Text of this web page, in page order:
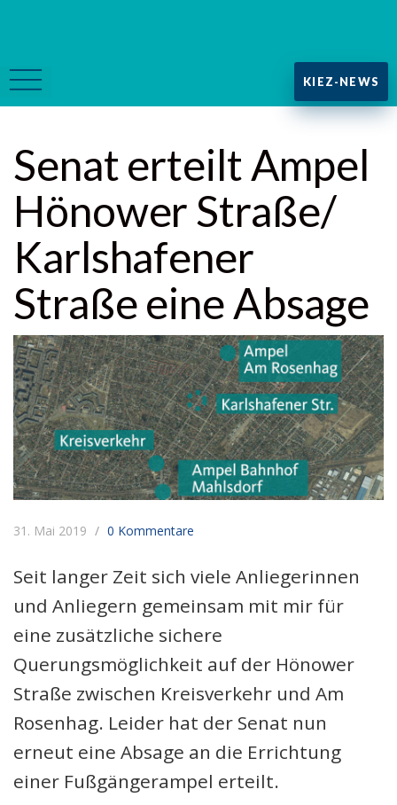
KIEZ-NEWS
Senat erteilt Ampel
Hönower Straße/
Karlshafener
Straße eine Absage
31. Mai 2019 0 Kommentare
Seit langer Zeit sich viele Anliegerinnen
und Anliegern gemeinsam mit mir für
eine zusätzliche sichere
Querungsmöglichkeit auf der Hönower
Straße zwischen Kreisverkehr und Am
Rosenhag. Leider hat der Senat nun
erneut eine Absage an die Errichtung
einer Fußgängerampel erteilt.